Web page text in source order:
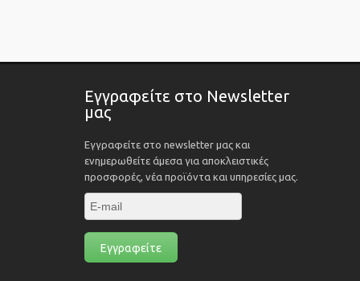
Εγγραφείτε στο Newsletter
μας
Εγγραφείτε στο newsletter μας και
ενημερωθείτε άμεσα για αποκλειστικές
προσφορές, νέα προϊόντα και υπηρεσίες μας.